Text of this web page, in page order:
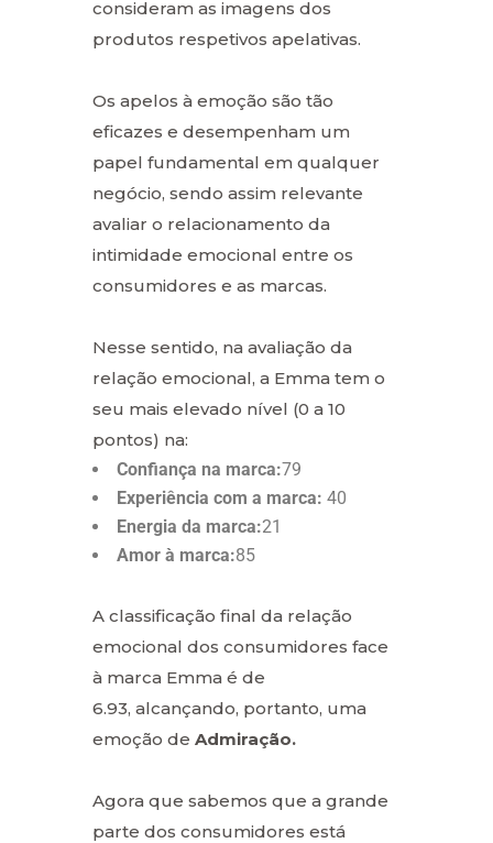
consideram as imagens dos
produtos respetivos apelativas.
Os apelos à emoção são tão
eficazes e desempenham um
papel fundamental em qualquer
negócio, sendo assim relevante
avaliar o relacionamento da
intimidade emocional entre os
consumidores e as marcas.
Nesse sentido, na avaliação da
relação emocional, a Emma tem o
seu mais elevado nível (0 a 10
pontos) na:
Confiança na marca:79
Experiência com a marca: 40
Energia da marca:21
Amor à marca:85
A classificação final da relação
emocional dos consumidores face
à marca Emma é de
6.93, alcançando, portanto, uma
emoção de Admiração.
Agora que sabemos que a grande
parte dos consumidores está